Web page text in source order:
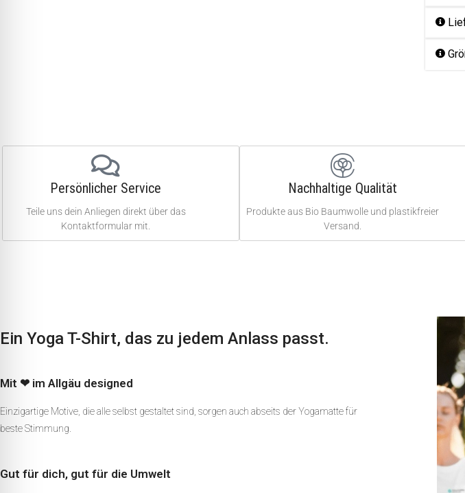
Persönlicher Service
Teile uns dein Anliegen direkt über das
Kontaktformular mit.
Nachhaltige Qualität
Produkte aus Bio Baumwolle und plastikfreier
Versand.
Ein Yoga T-Shirt, das zu jedem Anlass passt.
Mit ❤ im Allgäu designed
Einzigartige Motive, die alle selbst gestaltet sind, sorgen auch abseits der Yogamatte für
beste Stimmung.
Gut für dich, gut für die Umwelt